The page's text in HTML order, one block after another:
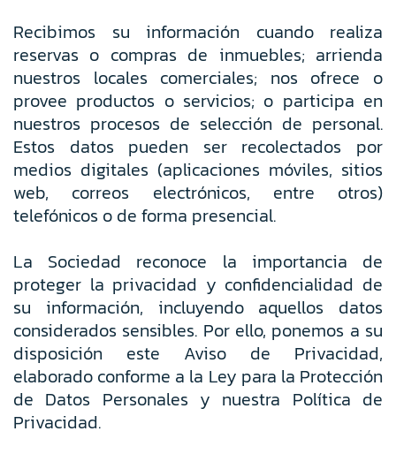
Recibimos su información cuando realiza
reservas o compras de inmuebles; arrienda
nuestros locales comerciales; nos ofrece o
provee productos o servicios; o participa en
nuestros procesos de selección de personal.
Estos datos pueden ser recolectados por
medios digitales (aplicaciones móviles, sitios
web, correos electrónicos, entre otros)
telefónicos o de forma presencial.
La Sociedad reconoce la importancia de
proteger la privacidad y confidencialidad de
su información, incluyendo aquellos datos
considerados sensibles. Por ello, ponemos a su
disposición este Aviso de Privacidad,
elaborado conforme a la Ley para la Protección
de Datos Personales y nuestra Política de
Privacidad.